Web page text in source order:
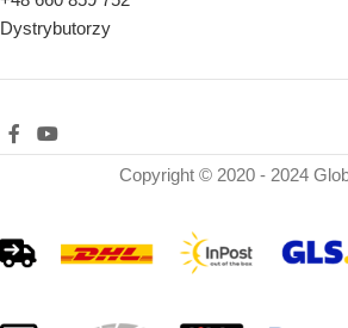
Dystrybutorzy
Copyright © 2020 - 2024